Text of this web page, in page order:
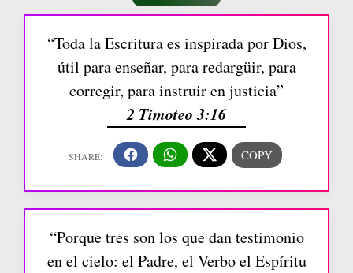
“Toda la Escritura es inspirada por Dios,
útil para enseñar, para redargüir, para
corregir, para instruir en justicia”
2 Timoteo 3:16
“Porque tres son los que dan testimonio
en el cielo: el Padre, el Verbo el Espíritu